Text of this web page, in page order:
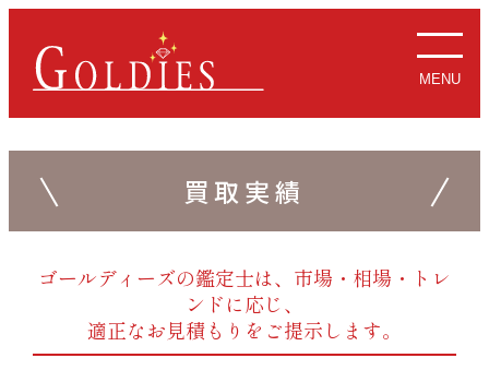
MENU
買取実績
ゴールディーズの鑑定士は、市場・相場・トレ
ンドに応じ、
適正なお見積もりをご提示します。